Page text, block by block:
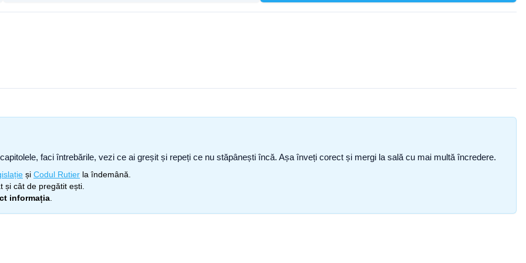
faci întrebările, vezi ce ai greșit și repeți ce nu stăpânești încă. Așa înveți corect și mergi la sală cu mai multă încredere.
și Codul Rutier la îndemână.
și cât de pregătit ești.
informația